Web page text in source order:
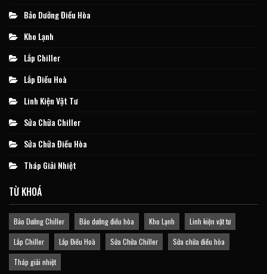
Bảo Dưỡng Điều Hòa
Kho Lạnh
Lắp Chiller
Lắp Điều Hoà
Linh Kiện Vật Tư
Sửa Chữa Chiller
Sửa Chữa Điều Hòa
Tháp Giải Nhiệt
TỪ KHOÁ
Bảo Dưỡng Chiller Bảo dưỡng điều hòa Kho Lạnh
Linh kiện vật tư
Lắp Chiller
Lắp Điều Hoà Sửa Chữa Chiller
Sửa chữa điều hòa
Tháp giải nhiệt